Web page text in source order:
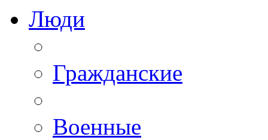
Люди
Гражданские
Военные